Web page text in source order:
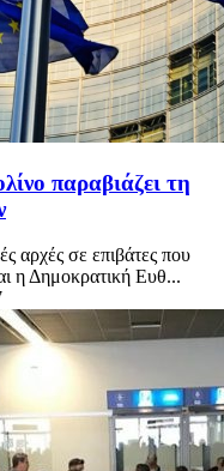
παραβιάζει τη
αρχές σε επιβάτες που
η Δημοκρατική Ευθ...